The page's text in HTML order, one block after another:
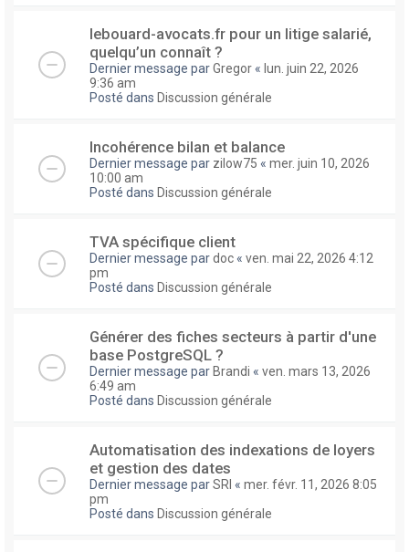
lebouard-avocats.fr pour un litige salarié,
quelqu’un connaît ?
Dernier message parGregor « lun. juin 22, 2026
9:36 am
Posté dans Discussion générale
Incohérence bilan et balance
Dernier message par zilow75 « mer. juin 10, 2026
10:00 am
Posté dans Discussion générale
TVA spécifique client
Dernier message pardoc « ven. mai 22, 2026 4:12
pm
Posté dans Discussion générale
Générer des fiches secteurs à partir d'une
base PostgreSQL ?
Dernier message par Brandi « ven. mars 13, 2026
6:49 am
Posté dans Discussion générale
Automatisation des indexations de loyers
et gestion des dates
Dernier message parSRI « mer. févr. 11, 2026 8:05
pm
Posté dans Discussion générale